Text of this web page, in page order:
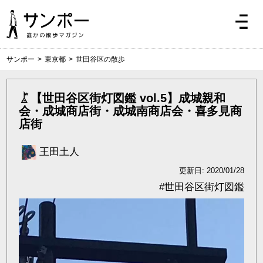
サンポー > 東京都 > 世田谷区の散歩
【世田谷区街灯図鑑 vol.5】成城親和
会・成城商店街・成城南商店会・喜多見商
店街
王田土人
更新日: 2020/01/28
#世田谷区街灯図鑑